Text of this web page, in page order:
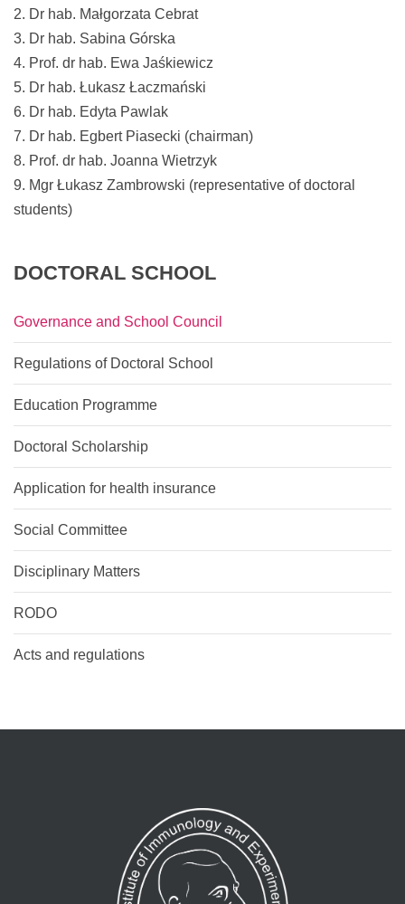
Dr hab. Małgorzata Cebrat
Dr hab. Sabina Górska
Prof. dr hab. Ewa Jaśkiewicz
Dr hab. Łukasz Łaczmański
Dr hab. Edyta Pawlak
Dr hab. Egbert Piasecki (chairman)
Prof. dr hab. Joanna Wietrzyk
Mgr Łukasz Zambrowski (representative of doctoral
students)
DOCTORAL SCHOOL
Governance and School Council
Regulations of Doctoral School
Education Programme
Doctoral Scholarship
Application for health insurance
Social Committee
Disciplinary Matters
RODO
Acts and regulations